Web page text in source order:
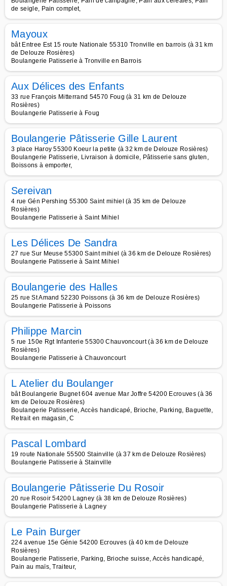
de seigle, Pain complet,
Mayoux
bât Entree Est 15 route Nationale 55310 Tronville en barrois (à 31 km
de Delouze Rosières)
Boulangerie Patisserie à Tronville en Barrois
Aux Délices des Enfants
33 rue François Mitterrand 54570 Foug (à 31 km de Delouze
Rosières)
Boulangerie Patisserie à Foug
Boulangerie Pâtisserie Gille Laurent
3 place Haroy 55300 Koeur la petite (à 32 km de Delouze Rosières)
Boulangerie Patisserie, Livraison à domicile, Pâtisserie sans gluten,
Boissons à emporter,
Sereivan
4 rue Gén Pershing 55300 Saint mihiel (à 35 km de Delouze
Rosières)
Boulangerie Patisserie à Saint Mihiel
Les Délices De Sandra
27 rue Sur Meuse 55300 Saint mihiel (à 36 km de Delouze Rosières)
Boulangerie Patisserie à Saint Mihiel
Boulangerie des Halles
25 rue St Amand 52230 Poissons (à 36 km de Delouze Rosières)
Boulangerie Patisserie à Poissons
Philippe Marcin
5 rue 150e Rgt Infanterie 55300 Chauvoncourt (à 36 km de Delouze
Rosières)
Boulangerie Patisserie à Chauvoncourt
L Atelier du Boulanger
bât Boulangerie Bugnet 604 avenue Mar Joffre 54200 Ecrouves (à 36
km de Delouze Rosières)
Boulangerie Patisserie, Accès handicapé, Brioche, Parking, Baguette,
Retrait en magasin, C
Pascal Lombard
19 route Nationale 55500 Stainville (à 37 km de Delouze Rosières)
Boulangerie Patisserie à Stainville
Boulangerie Pâtisserie Du Rosoir
20 rue Rosoir 54200 Lagney (à 38 km de Delouze Rosières)
Boulangerie Patisserie à Lagney
Le Pain Burger
224 avenue 15e Génie 54200 Ecrouves (à 40 km de Delouze
Rosières)
Boulangerie Patisserie, Parking, Brioche suisse, Accès handicapé,
Pain au maïs, Traiteur,